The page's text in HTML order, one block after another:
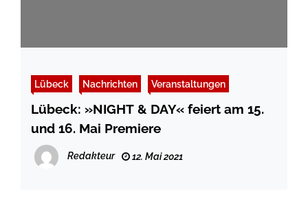
Lübeck Nachrichten Veranstaltungen
Lübeck: »NIGHT & DAY« feiert am 15.
und 16. Mai Premiere
Redakteur 12. Mai 2021